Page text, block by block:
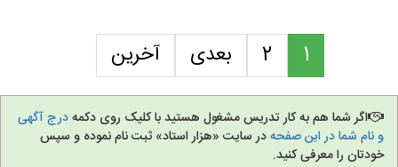
1
2 بعدی آخرین
اگر شما هم به کار تدریس مشغول هستید با کلیک روی دکمهدرج آگهی
و نام شما در این صفحهدر سایت «هزار استاد» ثبت نام نموده و سپس
خودتان را معرفی کنید.